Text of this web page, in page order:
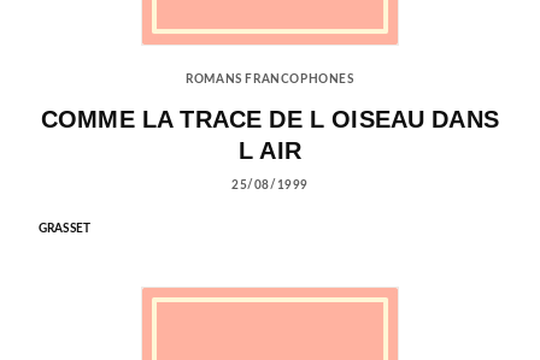
ROMANS FRANCOPHONES
COMME LA TRACE DE L OISEAU DANS
L AIR
25/08/1999
GRASSET